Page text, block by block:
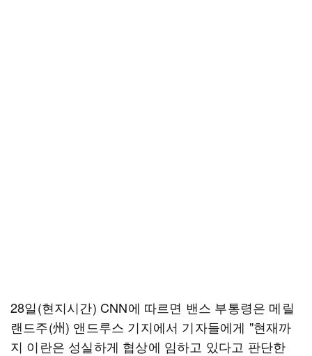
28일(현지시간) CNN에 따르면 밴스 부통령은 메릴
랜드주(州) 앤드루스 기지에서 기자들에게 "현재까
지 이란은 성실하게 협상에 임하고 있다고 판단한